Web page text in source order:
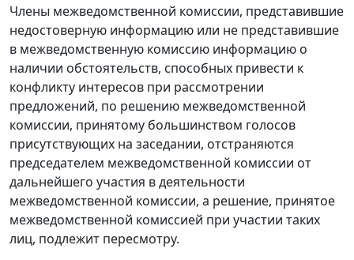
Члены межведомственной комиссии, представившие
недостоверную информацию или не представившие
в межведомственную комиссию информацию о
наличии обстоятельств, способных привести к
конфликту интересов при рассмотрении
предложений, по решению межведомственной
комиссии, принятому большинством голосов
присутствующих на заседании, отстраняются
председателем межведомственной комиссии от
дальнейшего участия в деятельности
межведомственной комиссии, а решение, принятое
межведомственной комиссией при участии таких
лиц, подлежит пересмотру.